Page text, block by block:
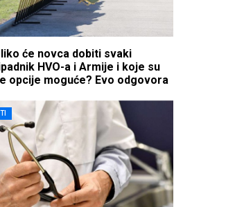
će novca dobiti svaki
HVO-a i Armije i koje su
opcije moguće? Evo odgovora